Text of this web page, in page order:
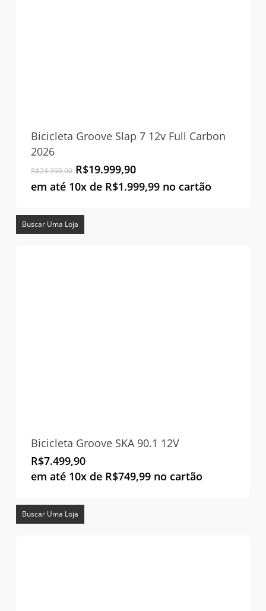
Bicicleta Groove Slap 7 12v Full Carbon
2026
R$24.990,00 O
preço
original
R$24.990,00.
R$19.999,90O
preço
atual
em até 10x de R$1.999,99 no cartão
Buscar Uma Loja
Bicicleta Groove SKA 90.1 12V
R$7.499,90
em até 10x de R$749,99 no cartão
Buscar Uma Loja